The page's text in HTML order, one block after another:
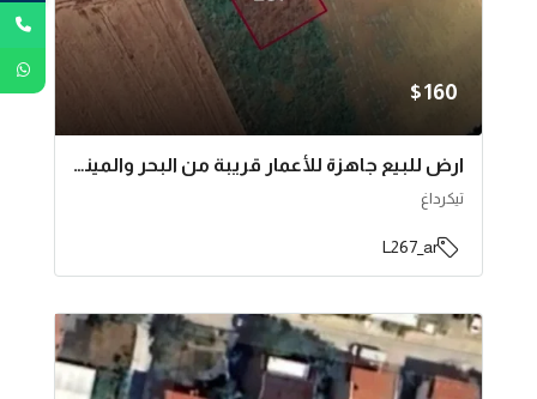
$160
ارض للبيع جاهزة للأعمار قريبة من البحر والميناء في ولاية تيكرداغ وتحديدا سليمان باشا | L267
تيكرداغ
L267_ar